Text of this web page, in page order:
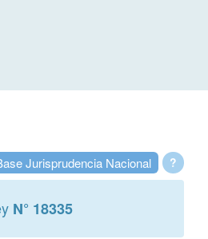
?
Jurisprudencia Nacional
N° 18335